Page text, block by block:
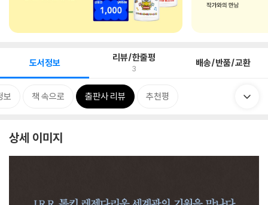
도서정보 리뷰/한줄평
3 배송/반품/교환
보 책 속으로 출판사 리뷰 추천평
상세 이미지